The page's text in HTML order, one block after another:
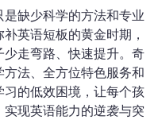
缺少科学的方法和专业
英语短板的黄金时期，
走弯路、快速提升。奇
法、全方位特色服务和
的低效困境，让每个孩
现英语能力的逆袭与突